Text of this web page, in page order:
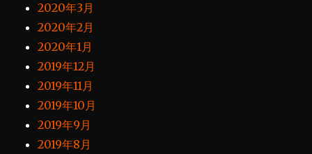
2020年3月
2020年2月
2020年1月
2019年12月
2019年11月
2019年10月
2019年9月
2019年8月